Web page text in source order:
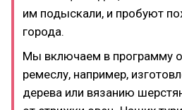
им подыскали, и пробуют
города.
Мы включаем в программу
ремеслу, например,
дерева или вязанию